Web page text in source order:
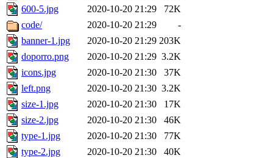
600-5.jpg
2020-10-20 21:29
72K
code/
2020-10-20 21:29
-
banner-1.jpg
2020-10-20 21:29 203K
doporro.png
2020-10-20 21:29 3.2K
icons.jpg
2020-10-20 21:30
37K
left.png
2020-10-20 21:30 3.2K
size-1.jpg
2020-10-20 21:30
17K
size-2.jpg
2020-10-20 21:30
46K
type-1.jpg
2020-10-20 21:30
77K
type-2.jpg
2020-10-20 21:30 40K